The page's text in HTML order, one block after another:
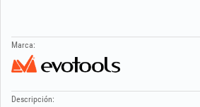
Marca:
Descripción: